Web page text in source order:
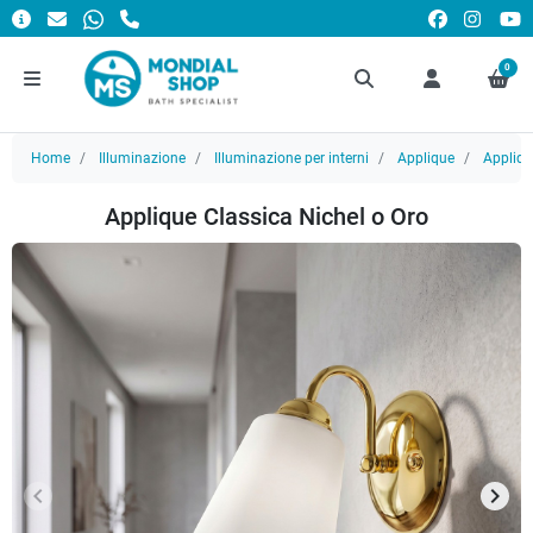
0
Home Illuminazione Illuminazione per interni Applique
Applique Classica Nichel o Oro
Precedente
keyboard_arrow_left keyboard_arrow_right